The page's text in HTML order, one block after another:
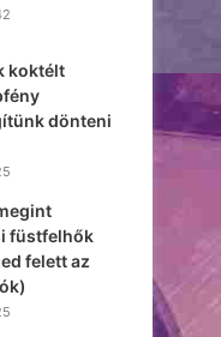
koktélt
dönteni
füstfelhők
felett az